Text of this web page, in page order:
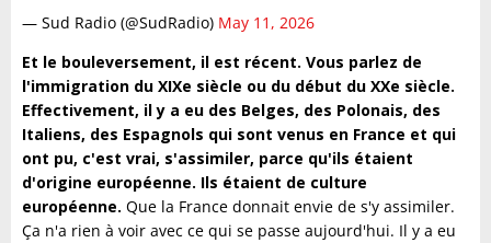
— Sud Radio (@SudRadio) May 11, 2026
Et le bouleversement, il est récent. Vous parlez de
l'immigration du XIXe siècle ou du début du XXe siècle.
Effectivement, il y a eu des Belges, des Polonais, des
Italiens, des Espagnols qui sont venus en France et qui
ont pu, c'est vrai, s'assimiler, parce qu'ils étaient
d'origine européenne. Ils étaient de culture
européenne. Que la France donnait envie de s'y assimiler.
Ça n'a rien à voir avec ce qui se passe aujourd'hui. Il y a eu